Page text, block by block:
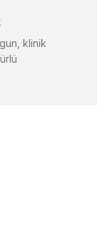
klinik